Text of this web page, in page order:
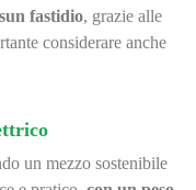
fastidio, grazie alle
considerare anche
un mezzo sostenibile